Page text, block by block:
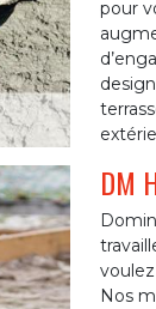
pour
DM
Nos